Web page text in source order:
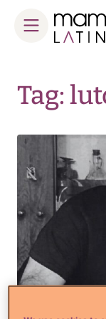
content
Tag: